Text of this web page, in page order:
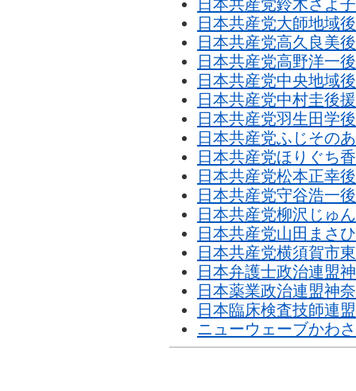
日本共産党鈴木さよ
日本共産党大師地域
日本共産党高久良美
日本共産党高野洋一
日本共産党中央地域
日本共産党中村圭後
日本共産党羽生田学
日本共産党ふじその
日本共産党ほりぐち
日本共産党松本正幸
日本共産党守谷浩一
日本共産党柳沢じゅ
日本共産党山田まさ
日本共産党横須賀市
日本弁護士政治連盟
日本薬業政治連盟神
日本臨床検査技師連
ニューウェーブかわ